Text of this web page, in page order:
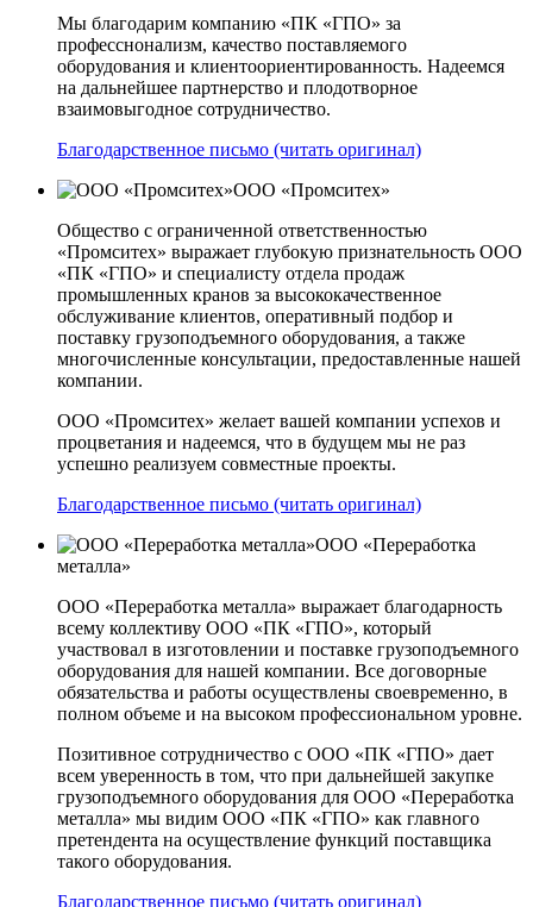
Мы благодарим компанию «ПК «ГПО» за
професснонализм, качество поставляемого
оборудования и клиентоориентированность. Надеемся
на дальнейшее партнерство и плодотворное
взаимовыгодное сотрудничество.
Благодарственное письмо (читать оригинал)
ООО «Промситех»
Общество с ограниченной ответственностью
«Промситех» выражает глубокую признательность ООО
«ПК «ГПО» и специалисту отдела продаж
промышленных кранов за высококачественное
обслуживание клиентов, оперативный подбор и
поставку грузоподъемного оборудования, а также
многочисленные консультации, предоставленные нашей
компании.
ООО «Промситех» желает вашей компании успехов и
процветания и надеемся, что в будущем мы не раз
успешно реализуем совместные проекты.
Благодарственное письмо (читать оригинал)
ООО «Переработка
металла»
ООО «Переработка металла» выражает благодарность
всему коллективу ООО «ПК «ГПО», который
участвовал в изготовлении и поставке грузоподъемного
оборудования для нашей компании. Все договорные
обязательства и работы осуществлены своевременно, в
полном объеме и на высоком профессиональном уровне.
Позитивное сотрудничество с ООО «ПК «ГПО» дает
всем уверенность в том, что при дальнейшей закупке
грузоподъемного оборудования для ООО «Переработка
металла» мы видим ООО «ПК «ГПО» как главного
претендента на осуществление функций поставщика
такого оборудования.
Благодарственное письмо (читать оригинал)